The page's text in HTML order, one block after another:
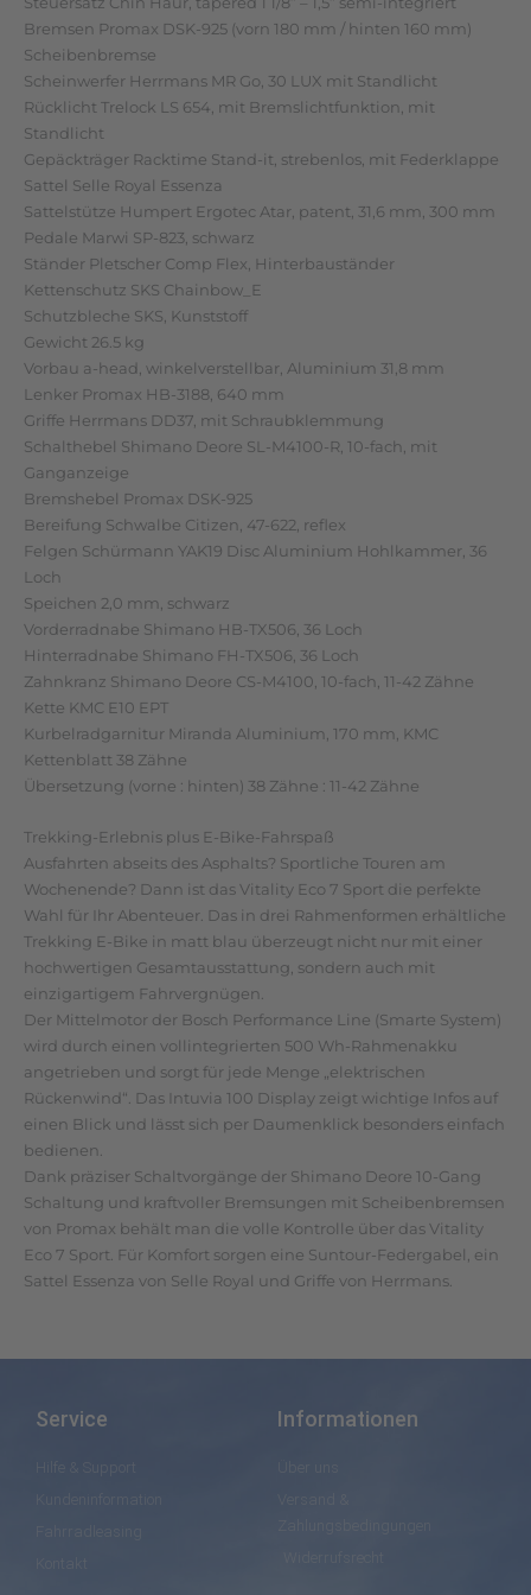
Bremsen Promax DSK-925 (vorn 180 mm / hinten 160 mm)
Scheibenbremse
Scheinwerfer Herrmans MR Go, 30 LUX mit Standlicht
Rücklicht Trelock LS 654, mit Bremslichtfunktion, mit
Standlicht
Gepäckträger Racktime Stand-it, strebenlos, mit Federklappe
Sattel Selle Royal Essenza
Sattelstütze Humpert Ergotec Atar, patent, 31,6 mm, 300 mm
Pedale Marwi SP-823, schwarz
Ständer Pletscher Comp Flex, Hinterbauständer
Kettenschutz SKS Chainbow_E
Schutzbleche SKS, Kunststoff
Gewicht 26.5 kg
Vorbau a-head, winkelverstellbar, Aluminium 31,8 mm
Lenker Promax HB-3188, 640 mm
Griffe Herrmans DD37, mit Schraubklemmung
Schalthebel Shimano Deore SL-M4100-R, 10-fach, mit
Ganganzeige
Bremshebel Promax DSK-925
Bereifung Schwalbe Citizen, 47-622, reflex
Felgen Schürmann YAK19 Disc Aluminium Hohlkammer, 36
Loch
Speichen 2,0 mm, schwarz
Vorderradnabe Shimano HB-TX506, 36 Loch
Hinterradnabe Shimano FH-TX506, 36 Loch
Zahnkranz Shimano Deore CS-M4100, 10-fach, 11-42 Zähne
Kette KMC E10 EPT
Kurbelradgarnitur Miranda Aluminium, 170 mm, KMC
Kettenblatt 38 Zähne
Übersetzung (vorne : hinten) 38 Zähne : 11-42 Zähne
Trekking-Erlebnis plus E-Bike-Fahrspaß
Ausfahrten abseits des Asphalts? Sportliche Touren am
Wochenende? Dann ist das Vitality Eco 7 Sport die perfekte
Wahl für Ihr Abenteuer. Das in drei Rahmenformen erhältliche
Trekking E-Bike in matt blau überzeugt nicht nur mit einer
hochwertigen Gesamtausstattung, sondern auch mit
einzigartigem Fahrvergnügen.
Der Mittelmotor der Bosch Performance Line (Smarte System)
wird durch einen vollintegrierten 500 Wh-Rahmenakku
angetrieben und sorgt für jede Menge „elektrischen
Rückenwind“. Das Intuvia 100 Display zeigt wichtige Infos auf
einen Blick und lässt sich per Daumenklick besonders einfach
bedienen.
Dank präziser Schaltvorgänge der Shimano Deore 10-Gang
Schaltung und kraftvoller Bremsungen mit Scheibenbremsen
von Promax behält man die volle Kontrolle über das Vitality
Eco 7 Sport. Für Komfort sorgen eine Suntour-Federgabel, ein
Sattel Essenza von Selle Royal und Griffe von Herrmans.
Service
Hilfe & Support
Informationen